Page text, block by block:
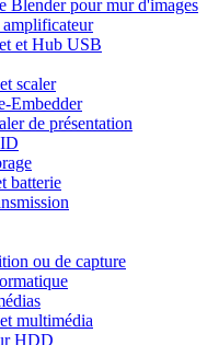
Blender pour mur d'images
et Hub USB
scaler
Embedder
de présentation
batterie
ou de capture
multimédia
HDD